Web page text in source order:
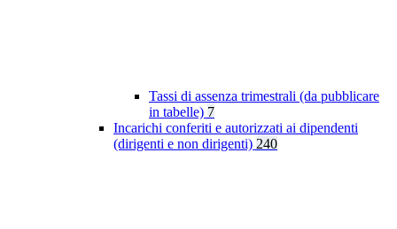
Tassi di assenza trimestrali (da pubblicare
in tabelle) 7
Incarichi conferiti e autorizzati ai dipendenti
(dirigenti e non dirigenti) 240